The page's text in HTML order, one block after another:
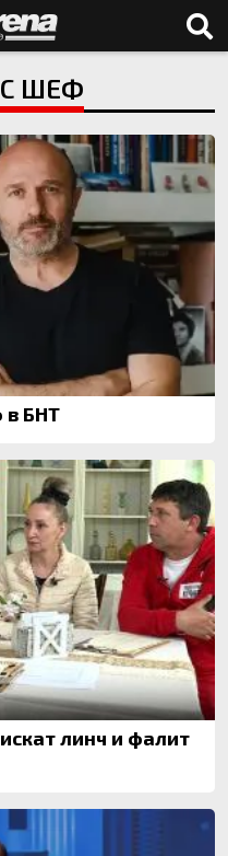
ШЕФ
в БНТ
линч и фалит